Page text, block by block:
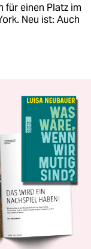
für einen Platz im
Neu ist: Auch